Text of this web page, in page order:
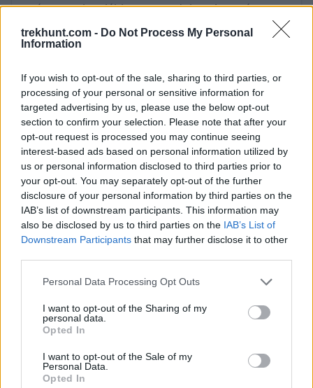
trekhunt.com - Do Not Process My Personal
Information
If you wish to opt-out of the sale, sharing to third parties, or
processing of your personal or sensitive information for
targeted advertising by us, please use the below opt-out
section to confirm your selection. Please note that after your
opt-out request is processed you may continue seeing
interest-based ads based on personal information utilized by
us or personal information disclosed to third parties prior to
your opt-out. You may separately opt-out of the further
disclosure of your personal information by third parties on the
IAB’s list of downstream participants. This information may
also be disclosed by us to third parties on the IAB’s List of
Downstream Participants that may further disclose it to other
Please note that this website/app uses one or more Google
not limited to your visit or usage behaviour. You may click to
grant or deny consent to Google and its third-party tags to
use your data for below specified purposes in below Google
consent section.
Personal Data Processing Opt Outs
I want to opt-out of the Sharing of my
personal data.
Opted In
I want to opt-out of the Sale of my
Personal Data.
Opted In
nézz meg legalább egy szurdokot. A mesés
régió tele van vadregényes szurdokokkal, amik
csak arra várnak, hogy felfedezd. Könnyen
szeretni fognak. Ilyen például a Leutasch
szurdok (lásd főképen), vagy a Wolfsklamm -
azaz a Farkas szurdok is. Trekhunt De olyan
szorosból sem lesz hiány, ami után fáradtan
dőlhetsz be az ágyba este. Hogy melyiket hol
találod, mit érdemes róla tudni, és mikor van
nyitva -
Leutasch szurdok 2024 - Minden, amit
2020. augusztus 5.
Ausztria és Németország határán fekszik egy
kevésbé ismert, ám annál mesésebb szurdok. Ez
a Bajorország és Tirol határán fekvő Leutasch